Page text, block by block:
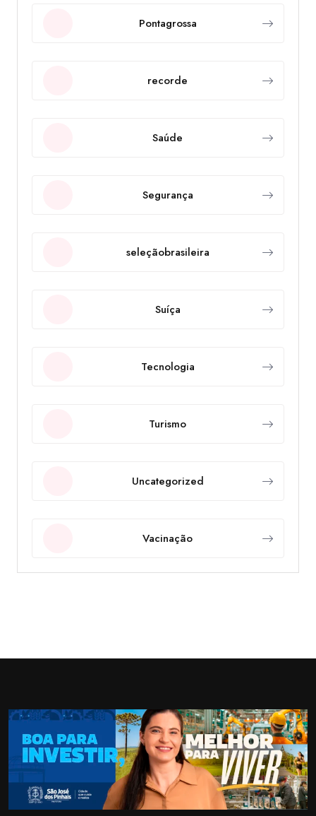
Pontagrossa
recorde
Saúde
Segurança
seleçãobrasileira
Suíça
Tecnologia
Turismo
Uncategorized
Vacinação